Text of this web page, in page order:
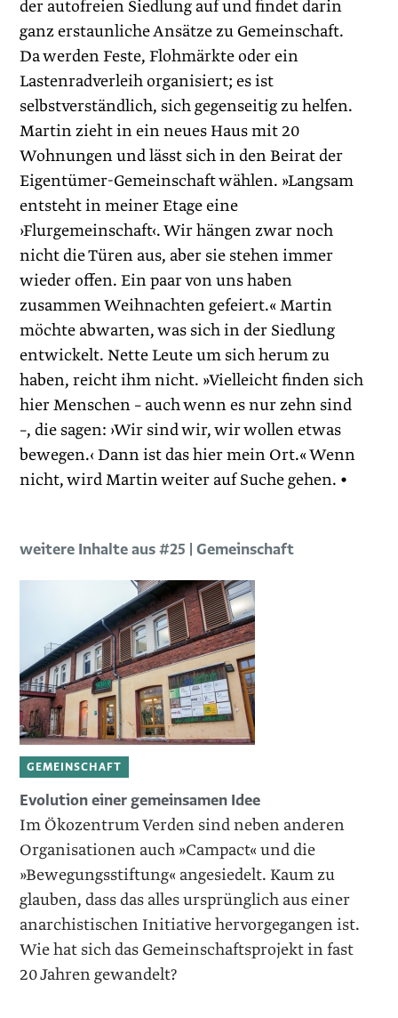
der autofreien Siedlung auf und findet darin
ganz erstaunliche Ansätze zu Gemeinschaft.
Da werden Feste, Flohmärkte oder ein
Lastenradverleih organisiert; es ist
selbstverständlich, sich gegenseitig zu helfen.
Martin zieht in ein neues Haus mit 20
Wohnungen und lässt sich in den Beirat der
Eigentümer-Gemeinschaft wählen. »Langsam
entsteht in meiner Etage eine
›Flurgemeinschaft‹. Wir hängen zwar noch
nicht die Türen aus, aber sie stehen immer
wieder offen. Ein paar von uns haben
zusammen Weihnachten gefeiert.« Martin
möchte abwarten, was sich in der Siedlung
entwickelt. Nette Leute um sich herum zu
haben, reicht ihm nicht. »Vielleicht finden sich
hier Menschen – auch wenn es nur zehn sind
–, die sagen: ›Wir sind wir, wir wollen etwas
bewegen.‹ Dann ist das hier mein Ort.« Wenn
nicht, wird Martin weiter auf Suche gehen. •
weitere Inhalte aus #25 | Gemeinschaft
GEMEINSCHAFT
Evolution einer gemeinsamen Idee
Im Ökozentrum Verden sind neben anderen
Organisationen auch »Campact« und die
»Bewegungsstiftung« angesiedelt. Kaum zu
glauben, dass das alles ursprünglich aus einer
anarchistischen Initiative hervorgegangen ist.
Wie hat sich das Gemeinschaftsprojekt in fast
20 Jahren gewandelt?